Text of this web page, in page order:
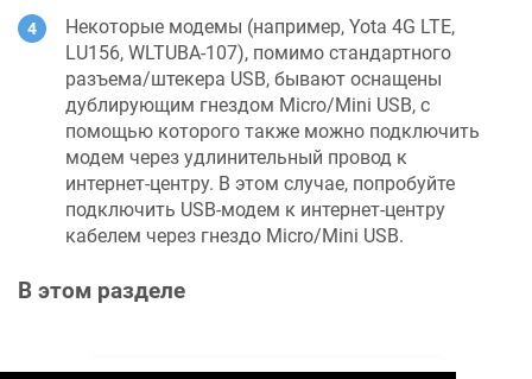
Некоторые модемы (например, Yota 4G LTE,
LU156, WLTUBA-107), помимо стандартного
разъема/штекера USB, бывают оснащены
дублирующим гнездом Micro/Mini USB, с
помощью которого также можно подключить
модем через удлинительный провод к
интернет-центру. В этом случае, попробуйте
подключить USB-модем к интернет-центру
кабелем через гнездо Micro/Mini USB.
В этом разделе